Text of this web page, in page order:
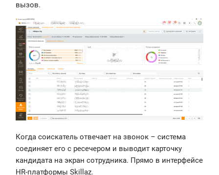
вызов.
Когда соискатель отвечает на звонок – система
соединяет его с ресечером и выводит карточку
кандидата на экран сотрудника. Прямо в интерфейсе
HR-платформы Skillaz.